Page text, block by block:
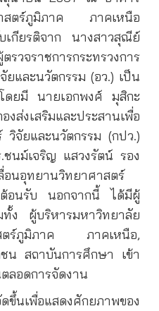
าสตร์ภูมิภาค ภาคเหนือ
เกียรติจาก นางสาวสุณีย์
วจราชการกระทรวงการ
และนวัตกรรม (อว.) เป็น
ดยมี นายเอกพงศ์ มุสิกะ
เสริมและประสานเพื่อ
วิจัยและนวัตกรรม (กปว.)
นม์เจริญ แสวงรัตน์ รอง
นอุทยานวิทยาศาสตร์
อนรับ นอกจากนี้ ได้มีผู้
ง ผู้บริหารมหาวิทยาลัย
สตร์ภูมิภาค ภาคเหนือ,
น สถาบันการศึกษา เข้า
ลอดการจัดงาน
นเพื่อแสดงศักยภาพของ